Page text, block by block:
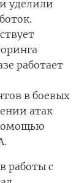
уделили
работает
в боевых
атак
работы с